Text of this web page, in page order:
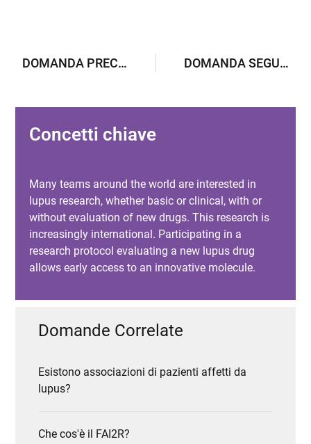
DOMANDA PRECEDENTE DOMANDA SEGUENTE
Concetti chiave
Many teams around the world are interested in
lupus research, whether basic or clinical, with or
without evaluation of new drugs. This research is
increasingly international. Participating in a
research protocol evaluating a new lupus drug
allows early access to an innovative molecule.
Domande Correlate
Esistono associazioni di pazienti affetti da
lupus?
Che cos'è il FAI2R?